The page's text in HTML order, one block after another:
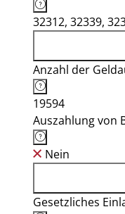
32312, 32339,
Anzahl der
19594
Auszahlung von
Nein
Gesetzliches